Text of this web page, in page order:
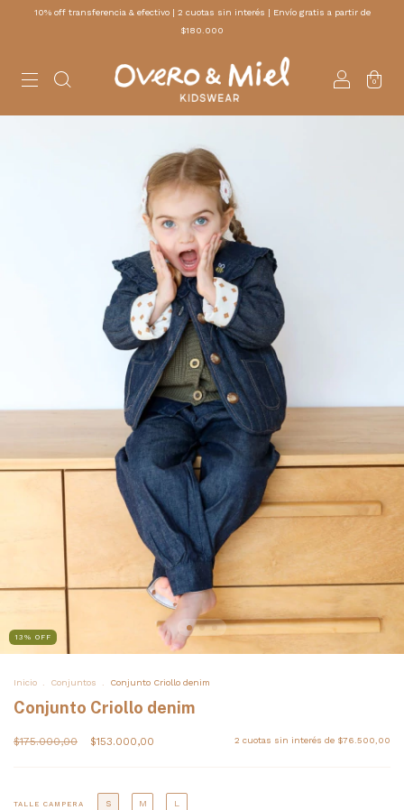
10% off transferencia & efectivo | 2 cuotas sin interés | Envío gratis a partir de
$180.000
0
13 % OFF
Inicio . Conjuntos . Conjunto Criollo denim
Conjunto Criollo denim
$175.000,00 $153.000,00 2 cuotas sin interés de $76.500,00
TALLE CAMPERA S M L